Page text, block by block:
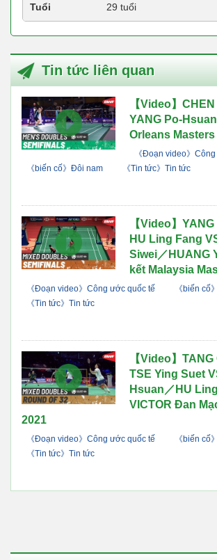
Tuổi 29 tuổi
Tin tức liên quan
【Video】
YANG Po-
Orleans Masters
《Đoạn video》
《biến cố》Đôi nam
《Tin tức》Tin tức
【Video】
HU Ling Fang
Siwei／HUANG
kết Malaysia
《Đoạn video》Công ước quốc tế
《biến cố
《Tin tức》Tin tức
【Video】
TSE Ying Suet
Hsuan／HU
VICTOR Đan
2021
《Đoạn video》Công ước quốc tế
《biến cố
《Tin tức》Tin tức